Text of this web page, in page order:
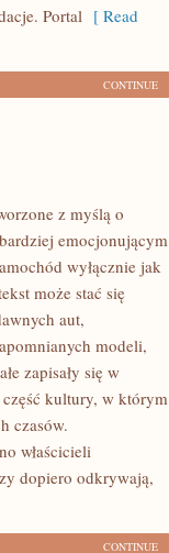
Portal [ Read
CONTINUE
z myślą o
emocjonującym
wyłącznie jak
może stać się
aut,
modeli,
zapisały się w
kultury, w którym
czasów.
właścicieli
dopiero odkrywają,
CONTINUE